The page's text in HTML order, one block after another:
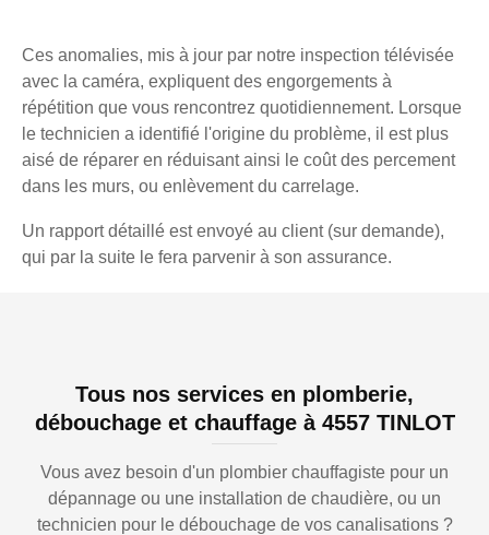
Ces anomalies, mis à jour par notre inspection télévisée
avec la caméra, expliquent des engorgements à
répétition que vous rencontrez quotidiennement. Lorsque
le technicien a identifié l'origine du problème, il est plus
aisé de réparer en réduisant ainsi le coût des percement
dans les murs, ou enlèvement du carrelage.
Un rapport détaillé est envoyé au client (sur demande),
qui par la suite le fera parvenir à son assurance.
Tous nos services en plomberie,
débouchage et chauffage à 4557 TINLOT
Vous avez besoin d'un plombier chauffagiste pour un
dépannage ou une installation de chaudière, ou un
technicien pour le débouchage de vos canalisations ?